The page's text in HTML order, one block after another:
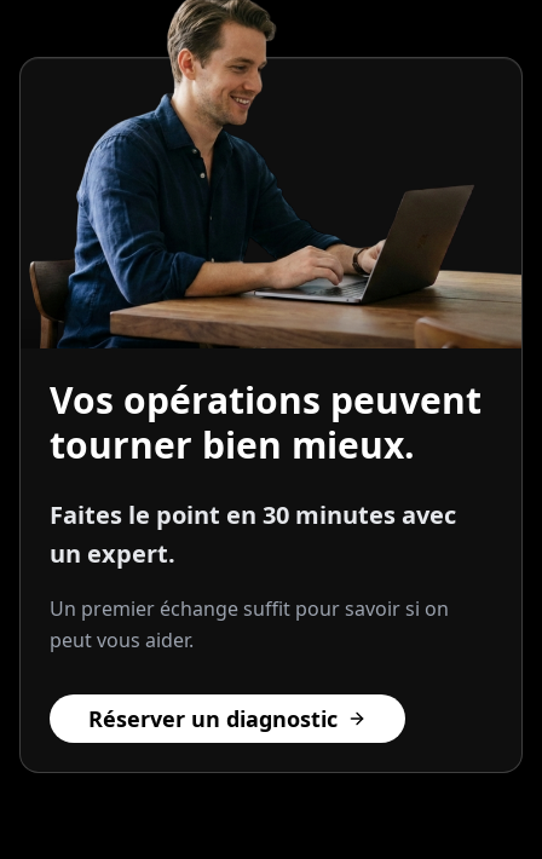
Vos opérations peuvent
tourner bien mieux.
Faites le point en 30 minutes avec
un expert.
Un premier échange suffit pour savoir si on
peut vous aider.
Réserver un diagnostic